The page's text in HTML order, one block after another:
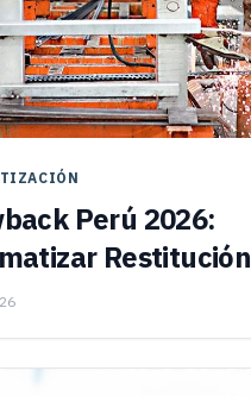
Perú 2026:
Restitución